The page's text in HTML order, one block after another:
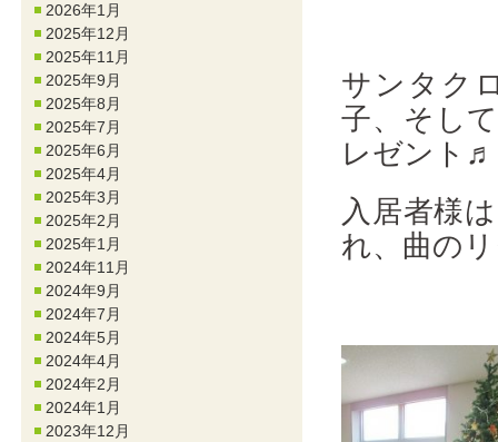
2026年1月
2025年12月
2025年11月
2025年9月
2025年8月
2025年7月
2025年6月
2025年4月
2025年3月
2025年2月
2025年1月
2024年11月
2024年9月
2024年7月
2024年5月
2024年4月
2024年2月
2024年1月
2023年12月
サンタク
子、そ
レゼント♬
入居者様
れ、曲の